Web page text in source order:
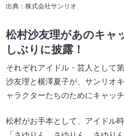
出典：株式会社サンリオ
松村沙友理があのキャ
しぶりに披露！
それぞれアイドル・芸人として
沙友理と横澤夏子が、サンリオ
ャラクターたちのためにキャッ
松村がお手本として、アイドル